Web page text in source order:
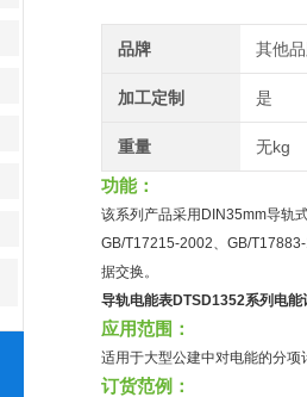
品牌 其他
加工定制 是
重量 无kg
功能：
该系列产品采用DIN35mm导轨
GB/T17215-2002、GB/
据交换。
导轨电能表DTSD1352系列电能
应用范围：
适用于大型公建中对电能的分项
订货范例：